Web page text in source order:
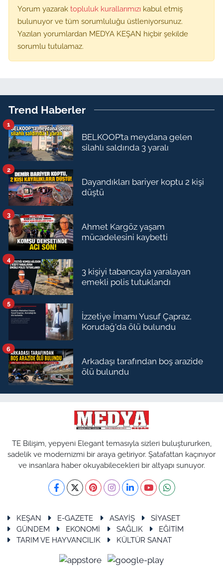
Yorum yazarak topluluk kurallarımızı kabul etmiş
bulunuyor ve tüm sorumluluğu üstleniyorsunuz.
Yazılan yorumlardan MEDYA KEŞAN hiçbir şekilde
sorumlu tutulamaz.
Trend Haberler
BELKOOP’ta meydana gelen
silahlı saldırıda 3 yaralı
1
Dayandıkları bariyer koptu 2 kişi
düştü
2
Ahmet Kargöz yaşam
mücadelesini kaybetti
3
3 kişiyi tabancayla yaralayan
emekli polis tutuklandı
4
İzzetiye İmamı Yusuf Çapraz,
Korudağ'da ölü bulundu
5
Arkadaşı tarafından boş arazide
ölü bulundu
6
TE Bilişim, yepyeni Elegant temasıyla sizleri buluştururken,
sadelik ve modernizmi bir araya getiriyor. Şatafattan kaçınıyor
ve insanlara haber okuyabilecekleri bir altyapı sunuyor.
KEŞAN E-GAZETE ASAYİŞ
SİYASET
GÜNDEM
EKONOMİ SAĞLIK
EĞİTİM
TARIM VE HAYVANCILIK
KÜLTÜR SANAT